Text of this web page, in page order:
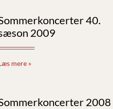
40.
2009
mere »
2008